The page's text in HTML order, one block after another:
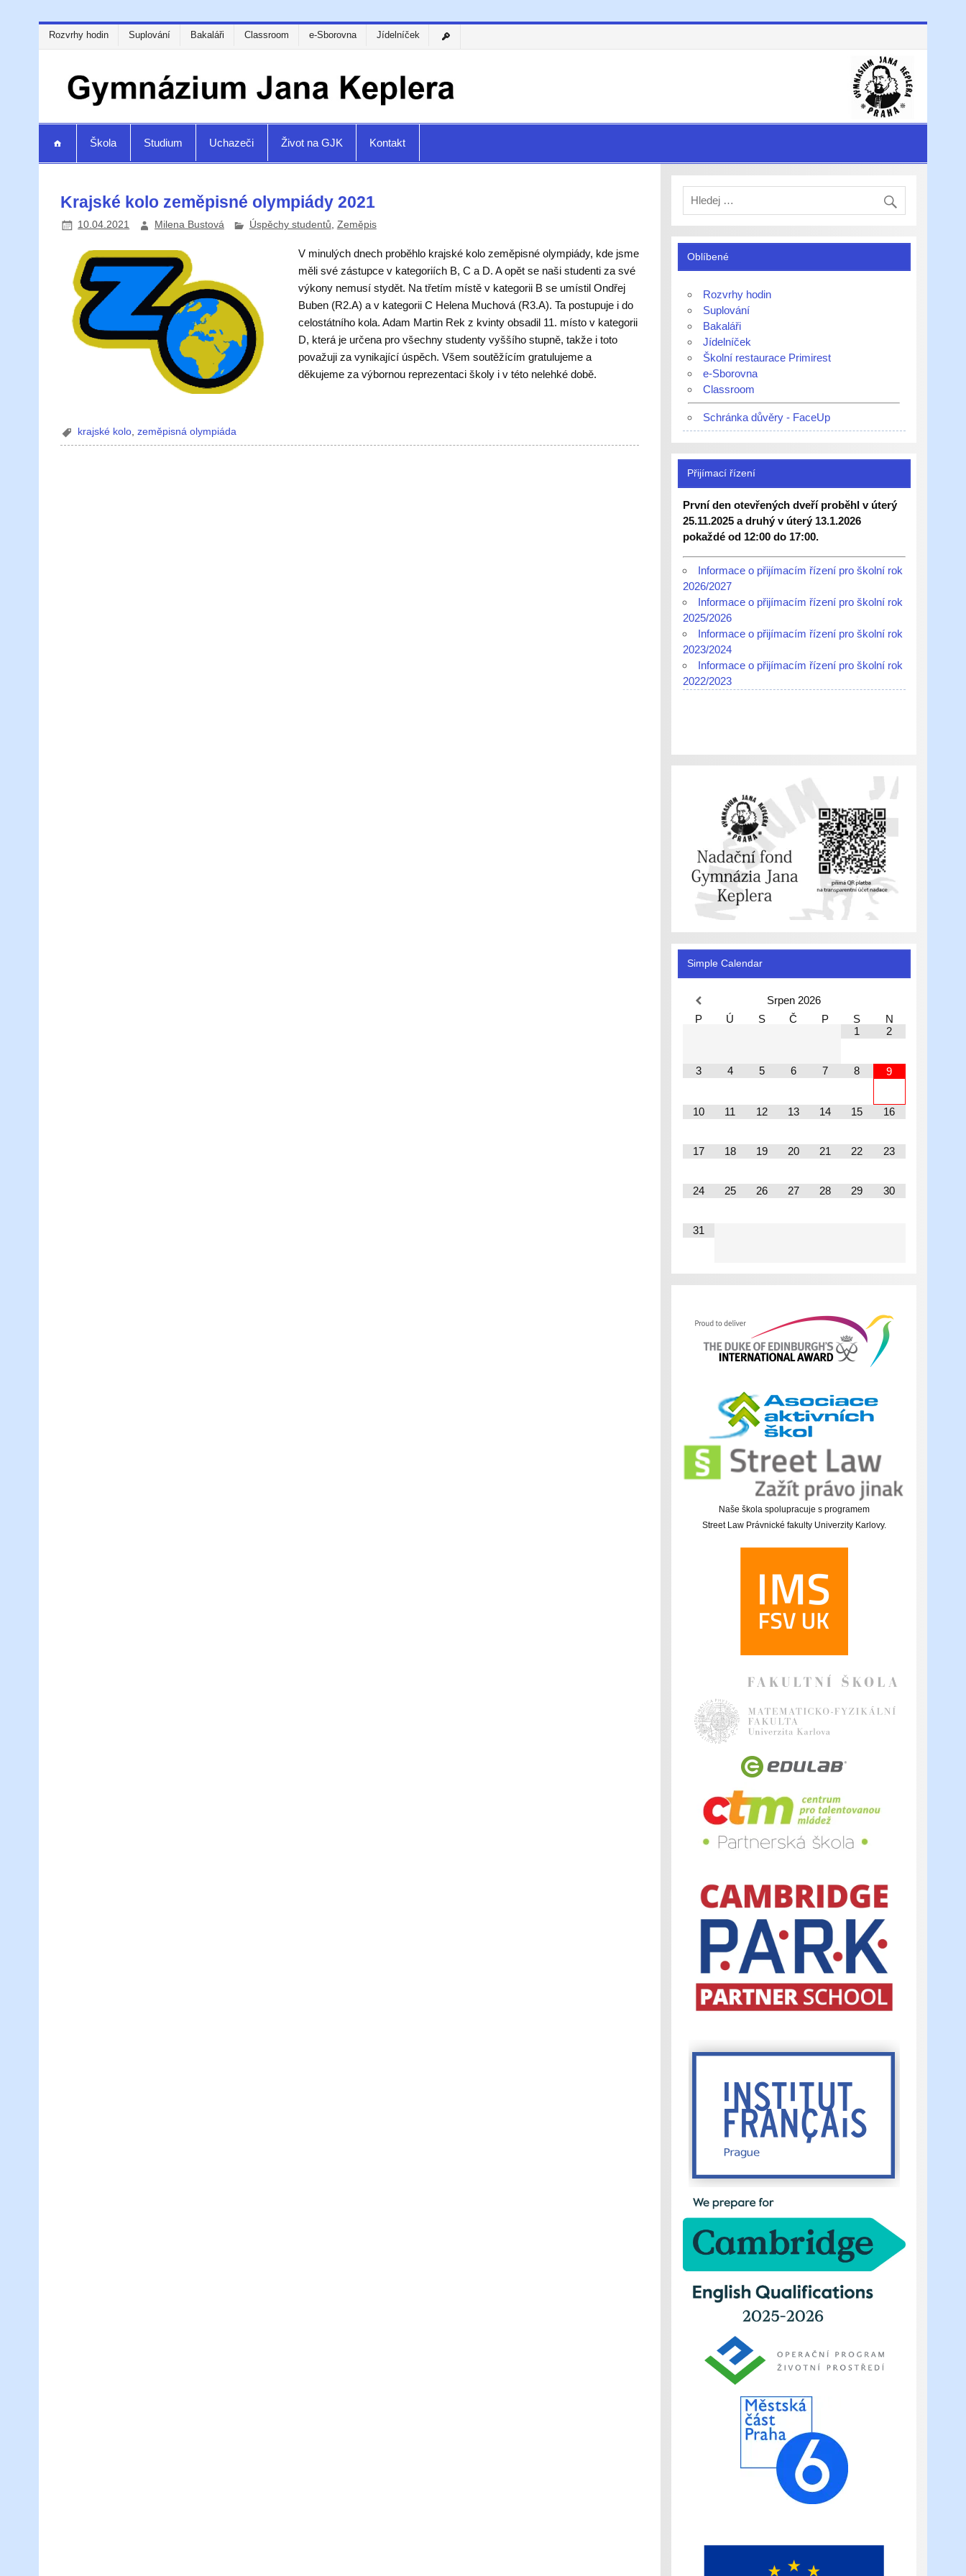
Rozvrhy hodin Suplování Bakaláři Classroom e-Sborovna Jídelníček
Škola Studium Uchazeči Život na GJK Kontakt
Krajské kolo zeměpisné olympiády 2021
10.04.2021 Milena Bustová Úspěchy studentů, Zeměpis
V minulých dnech proběhlo krajské kolo zeměpisné olympiády, kde jsme
měli své zástupce v kategoriích B, C a D. A opět se naši studenti za své
výkony nemusí stydět. Na třetím místě v kategorii B se umístil Ondřej
Buben (R2.A) a v kategorii C Helena Muchová (R3.A). Ta postupuje i do
celostátního kola. Adam Martin Rek z kvinty obsadil 11. místo v kategorii
D, která je určena pro všechny studenty vyššího stupně, takže i toto
považuji za vynikající úspěch. Všem soutěžícím gratulujeme a
děkujeme za výbornou reprezentaci školy i v této nelehké době.
krajské kolo ,zeměpisná olympiáda
Oblíbené
Rozvrhy hodin
Suplování
Bakaláři
Jídelníček
Školní restaurace Primirest
e-Sborovna
Classroom
Schránka důvěry - FaceUp
Přijímací řízení
První den otevřených dveří proběhl v úterý
25.11.2025 a druhý v úterý 13.1.2026
pokaždé od 12:00 do 17:00.
Informace o přijímacím řízení pro školní rok
2026/2027
Informace o přijímacím řízení pro školní rok
2025/2026
Informace o přijímacím řízení pro školní rok
2023/2024
Informace o přijímacím řízení pro školní rok
2022/2023
Simple Calendar
Srpen 2026
P
Ú S Č P S
N
1
2
3 4 5 6 7 8 9
10 11 12 13 14 15 16
17 18 19 20 21 22 23
24 25 26 27 28 29 30
31
Naše škola spolupracuje s programem
Street Law Právnické fakulty Univerzity Karlovy.